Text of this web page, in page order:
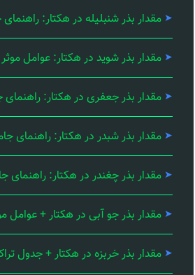
مقدار بذر شنبلیله در هکتار:
مقدار بذر شوید در هکتار: عوامل
مقدار بذر جعفری در هکتار:
مقدار بذر شبدر در هکتار: راهنمای
مقدار بذر چغندر در هکتار: راهنمای
مقدار بذر جو آبی در هکتار + عوامل
مقدار بذر خربزه در هکتار + جدول